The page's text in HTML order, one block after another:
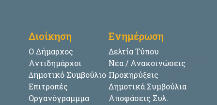
Διοίκηση
Ο Δήμαρχος
Αντιδημάρχοι
∆ημοτικό Συμβούλιο
Επιτροπές
Οργανόγραμμμα
Ενημέρωση
Δελτία Τύπου
Νέα / Ανακοινώσεις
Προκηρύξεις
Δημοτικά Συμβούλια
Αποφάσεις Συλ.